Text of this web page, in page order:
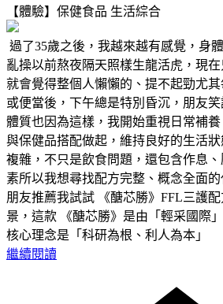
【體驗】保健食品 生活綜合
過了35歲之後，我越來越有感覺，身
亂操以前熬夜隔天照樣生龍活虎，現在
就會覺得整個人懶懶的、提不起勁尤
或便當後，下午總是特別昏沉，朋友笑
體質也因為這樣，我開始重視日常補
與保健品搭配做起，維持良好的生活
複雜，不只是飲食問題，還包含作息
素所以我想尋找配方完整、概念全面
朋友推薦我試試 《醣芯勝》FFL三護
景，這款 《醣芯勝》是由「輕采國際
核心理念是「科研為根、利人為本」
繼續閱讀